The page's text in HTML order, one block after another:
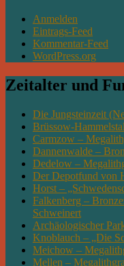
Anmelden
Eintrags-Feed
Kommentar-Feed
WordPress.org
Zeitalter und
Die Jungsteinzeit
Brüssow-
Carmzow –
Dannenwalde –
Dedelow –
Der Depotfund von
Horst –
Falkenberg –
Schweinert
Archäologischer
Knoblauch – „Die
Meichow –
Mellen –